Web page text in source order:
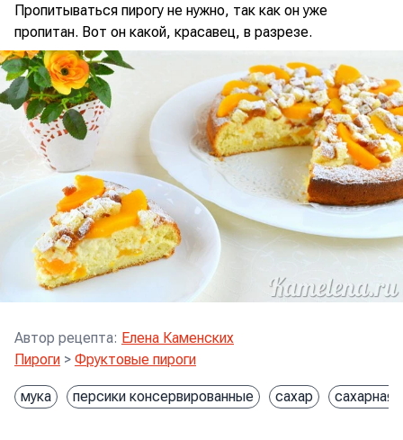
Пропитываться пирогу не нужно, так как он уже
пропитан. Вот он какой, красавец, в разрезе.
Автор рецепта: Елена Каменских
Пироги > Фруктовые пироги
мука персики консервированные сахар сахарная